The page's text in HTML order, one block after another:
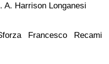
A. Harrison Longanesi
Francesco Recami